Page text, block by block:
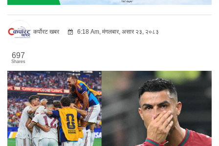
कर्पोरट खबर 6:18 Am, मंगलबार, असार २३, २०८३
697
Shares